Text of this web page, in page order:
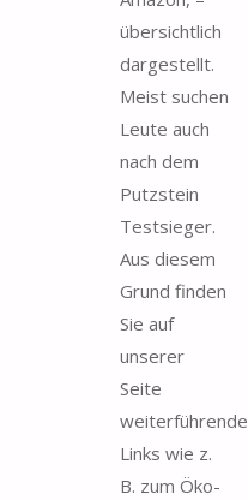
übersichtlich
dargestellt.
Meist suchen
Leute auch
nach dem
Putzstein
Testsieger.
Aus diesem
Grund finden
Sie auf
unserer
Seite
weiterführende
Links wie z.
B. zum Öko-